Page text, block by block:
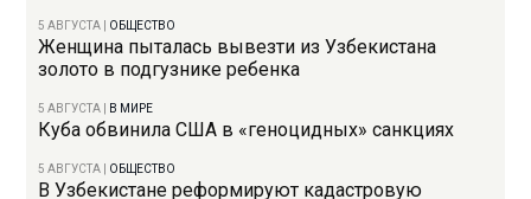
5 АВГУСТА ОБЩЕСТВО
Женщина пыталась вывезти из Узбекистана
золото в подгузнике ребенка
5 АВГУСТА В МИРЕ
Куба обвинила США в «геноцидных» санкциях
5 АВГУСТА ОБЩЕСТВО
В Узбекистане реформируют кадастровую